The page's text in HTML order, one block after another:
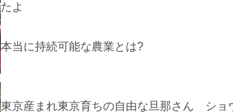
たよ
本当に持続可能な農業とは?
東京産まれ東京育ちの自由な旦那さん　ショ